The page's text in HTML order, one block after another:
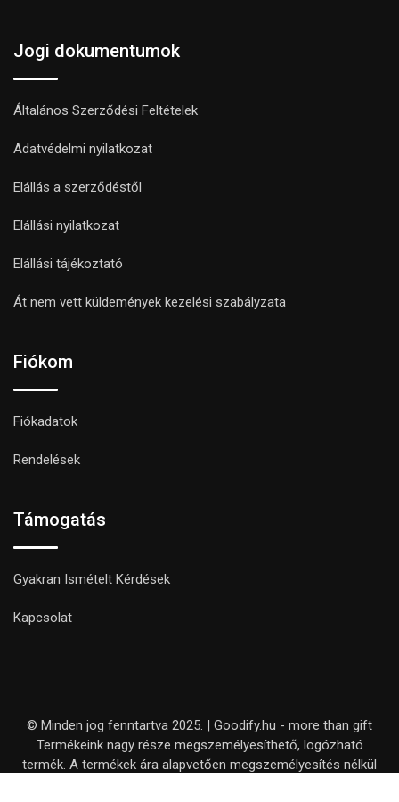
Jogi dokumentumok
Általános Szerződési Feltételek
Adatvédelmi nyilatkozat
Elállás a szerződéstől
Elállási nyilatkozat
Elállási tájékoztató
Át nem vett küldemények kezelési szabályzata
Fiókom
Fiókadatok
Rendelések
Támogatás
Gyakran Ismételt Kérdések
Kapcsolat
© Minden jog fenntartva 2025. | Goodify.hu - more than gift
Termékeink nagy része megszemélyesíthető, logózható
termék. A termékek ára alapvetően megszemélyesítés nélkül